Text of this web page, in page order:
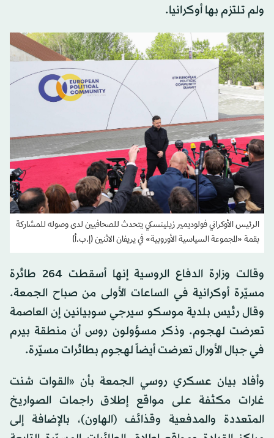
ولم تلتزم بها أوكرانيا.
الرئيس الأوكراني فولوديمير زيلينسكي يتحدث للصحافيين لدى وصوله للمشاركة
بقمة «المجموعة السياسية الأوروبية» في يريفان الاثنين (إ.ب.أ)
وقالت وزارة الدفاع الروسية إنها أسقطت 264 طائرة
مسيّرة أوكرانية في الساعات الأولى من صباح الجمعة.
وقال رئيس بلدية موسكو سيرجي سوبيانين إن العاصمة
تعرضت لهجوم. وذكر مسؤولون روس أن منطقة بيرم
في جبال الأورال تعرضت أيضاً لهجوم بطائرات مسيّرة.
وأفاد بيان عسكري روسي الجمعة بأن «القوات شنت
غارات مكثفة على مواقع إطلاق راجمات الصواريخ
المتعددة والمدفعية وقذائف (الهاون)، بالإضافة إلى